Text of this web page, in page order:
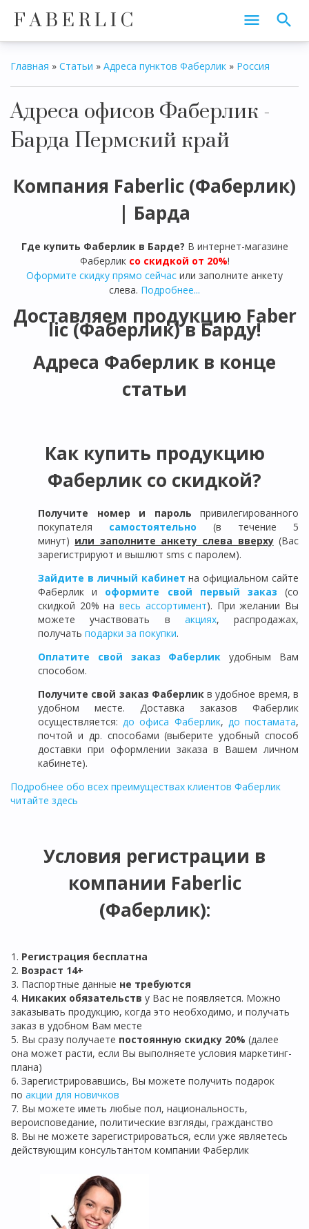
F A B E R L I C
Главная » Статьи » Адреса пунктов Фаберлик » Россия
Адреса офисов Фаберлик -
Барда Пермский край
Компания Faberlic (Фаберлик)
| Барда
Где купить Фаберлик в Барде? В интернет-магазине
Фаберлик со скидкой от 20%!
Оформите скидку прямо сейчас или заполните анкету
слева. Подробнее...
Доставляем продукцию Faber
lic (Фаберлик) вБарду!
Адреса Фаберлик в конце
статьи
Как купить продукцию
Фаберлик со скидкой?
Получите номер и пароль привилегированного
покупателя самостоятельно (в течение 5
минут) или заполните анкету слева вверху(Вас
зарегистрируют и вышлют sms с паролем).
Зайдите в личный кабинет на официальном сайте
Фаберлик и оформите свой первый заказ (со
скидкой 20% навесь ассортимент). При желании Вы
можете участвовать в акциях, распродажах,
получать подарки за покупки.
Оплатите свой заказ Фаберлик удобным Вам
способом.
Получите свой заказ Фаберликв удобное время, в
удобном месте. Доставка заказов Фаберлик
осуществляется:до офиса Фаберлик, до постамата,
почтой и др. способами (выберите удобный способ
доставки при оформлении заказа в Вашем личном
кабинете).
Подробнее обо всех преимуществах клиентов Фаберлик
читайте здесь
Условия регистрации в
компании Faberlic
(Фаберлик):
1. Регистрация бесплатна
2. Возраст 14+
3. Паспортные данные не требуются
4. Никаких обязательств у Вас не появляется. Можно
заказывать продукцию, когда это необходимо, и получать
заказ в удобном Вам месте
5. Вы сразу получаете постоянную скидку 20% (далее
она может расти, если Вы выполняете условия маркетинг-
плана)
6. Зарегистрировавшись, Вы можете получить подарок
по акции для новичков
7. Вы можете иметь любые пол, национальность,
вероисповедание, политические взгляды, гражданство
8. Вы не можете зарегистрироваться, если уже являетесь
действующим консультантом компании Фаберлик